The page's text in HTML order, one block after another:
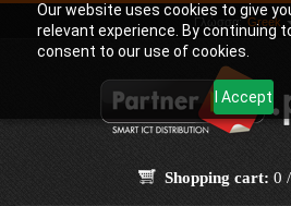
Our website uses cookies to give
relevant experience. By continuing
consent to our use of cookies.
I Accept
Γλώσσα:Greek
Shopping cart: 0 /